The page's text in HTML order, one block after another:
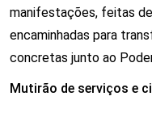
manifestações, feitas
encaminhadas para
concretas junto ao
Mutirão de serviços e